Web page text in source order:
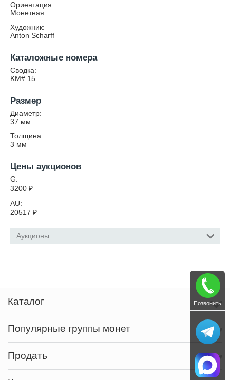
Ориентация:
Монетная
Художник:
Anton Scharff
Каталожные номера
Сводка:
KM# 15
Размер
Диаметр:
37 мм
Толщина:
3 мм
Цены аукционов
G:
3200 ₽
AU:
20517 ₽
Аукционы
Каталог
Популярные группы монет
Продать
Позвонить